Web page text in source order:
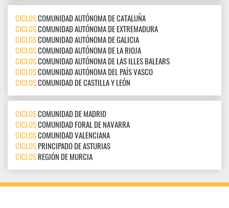
CICLOSCOMUNIDAD AUTÓNOMA DE CATALUÑA
CICLOSCOMUNIDAD AUTÓNOMA DE EXTREMADURA
CICLOSCOMUNIDAD AUTÓNOMA DE GALICIA
CICLOSCOMUNIDAD AUTÓNOMA DE LA RIOJA
CICLOSCOMUNIDAD AUTÓNOMA DE LAS ILLES BALEARS
CICLOSCOMUNIDAD AUTÓNOMA DEL PAÍS VASCO
CICLOSCOMUNIDAD DE CASTILLA Y LEÓN
CICLOSCOMUNIDAD DE MADRID
CICLOSCOMUNIDAD FORAL DE NAVARRA
CICLOSCOMUNIDAD VALENCIANA
CICLOSPRINCIPADO DE ASTURIAS
CICLOSREGIÓN DE MURCIA